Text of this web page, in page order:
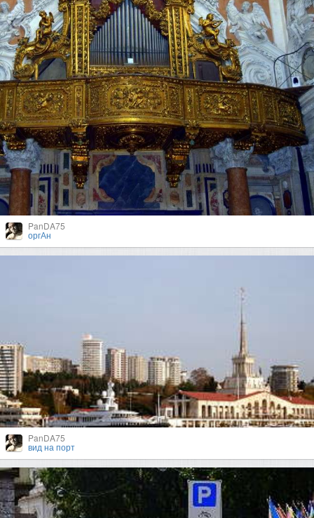
PanDA75
оргАн
PanDA75
вид на порт